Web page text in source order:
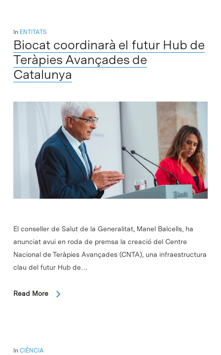
In ENTITATS
Biocat coordinarà el futur Hub de
Teràpies Avançades de
Catalunya
El conseller de Salut de la Generalitat, Manel Balcells, ha
anunciat avui en roda de premsa la creació del Centre
Nacional de Teràpies Avançades (CNTA), una infraestructura
clau del futur Hub de…
Read More
In CIÈNCIA